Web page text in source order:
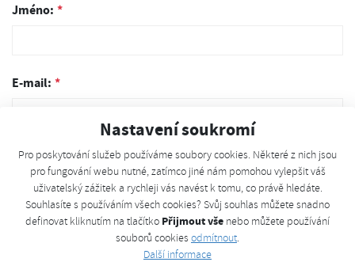
Nastavení soukromí
Pro poskytování služeb používáme soubory cookies. Některé z nich jsou
pro fungování webu nutné, zatímco jiné nám pomohou vylepšit váš
uživatelský zážitek a rychleji vás navést k tomu, co právě hledáte.
Souhlasíte s používáním všech cookies? Svůj souhlas můžete snadno
definovat kliknutím na tlačítko Přijmout vše nebo můžete používání
souborů cookies odmítnout.
Další informace
Jméno: *
E-mail: *
Telefon:
Vzkaz:*